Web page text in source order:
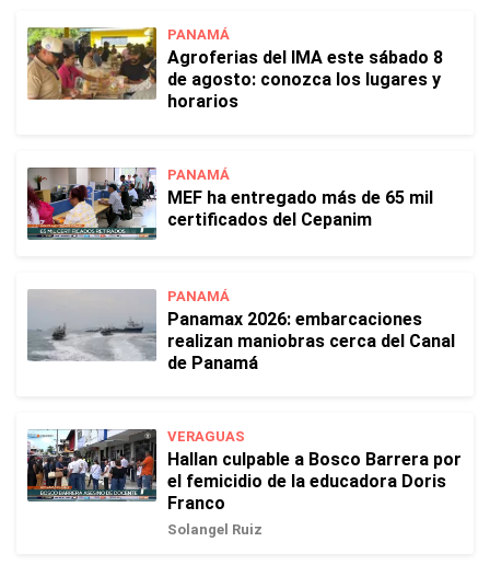
PANAMÁ
Agroferias del IMA este sábado 8
de agosto: conozca los lugares y
horarios
PANAMÁ
MEF ha entregado más de 65 mil
certificados del Cepanim
PANAMÁ
Panamax 2026: embarcaciones
realizan maniobras cerca del Canal
de Panamá
VERAGUAS
Hallan culpable a Bosco Barrera por
el femicidio de la educadora Doris
Franco
Solangel Ruiz